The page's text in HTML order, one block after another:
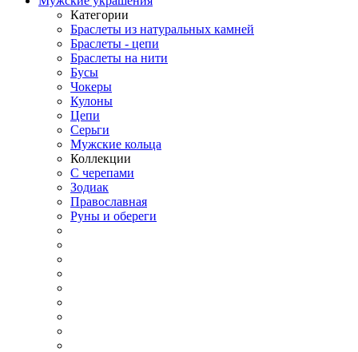
Категории
Браслеты из натуральных камней
Браслеты - цепи
Браслеты на нити
Бусы
Чокеры
Кулоны
Цепи
Серьги
Мужские кольца
Коллекции
С черепами
Зодиак
Православная
Руны и обереги